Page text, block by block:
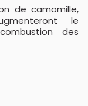
de camomille,
le
des